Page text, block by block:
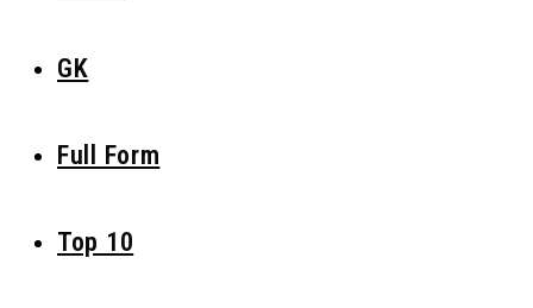
GK
Full Form
Top 10